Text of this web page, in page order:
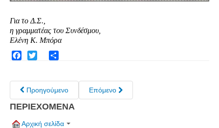
Λαογραφία
Πολιτιστικά
Οπτικοακουστικά
Φωτορεπορτάζ
Videos
Albums Φωτογραφιών
Παλιές Φωτογραφίες του 1930
Για το Δ.Σ.,
η γραμματέας του Συνδέσμου,
Ελένη Κ. Μπόρα
Προηγούμενο Επόμενο
ΠΕΡΙΕΧΟΜΕΝΑ
Αρχική σελίδα